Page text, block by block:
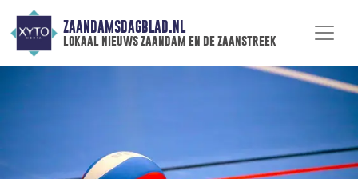
ZAANDAMSDAGBLAD.NL
lokaal nieuws zaandam en de zaanstreek